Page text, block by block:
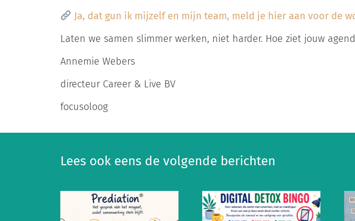
Ja, dat gun ik mijzelf en mijn team, meld je hier aan voor de
Laten we samen slimmer werken, niet harder. Hoe ziet jouw
Annemie Webers
directeur Career & Live BV
focusoloog
Lees ook eens de volgende berichten